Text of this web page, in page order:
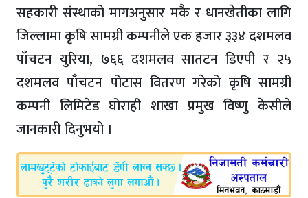
सहकारी संस्थाको मागअनुसार मकै र धानखेतीका लागि
जिल्लामा कृषि सामग्री कम्पनीले एक हजार ३३४ दशमलव
पाँचटन युरिया, ७६६ दशमलव सातटन डिएपी र २५
दशमलव पाँचटन पोटास वितरण गरेको कृषि सामग्री
कम्पनी लिमिटेड घोराही शाखा प्रमुख विष्णु केसीले
जानकारी दिनुभयो ।